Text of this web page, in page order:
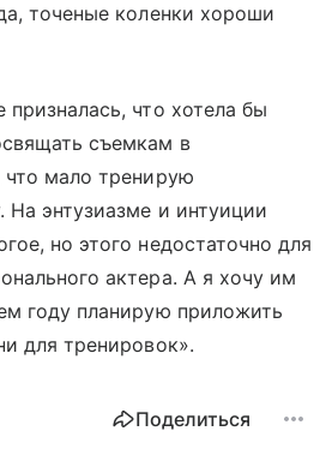
точеные коленки хороши
что хотела бы
съемкам в
мало тренирую
На энтузиазме и интуиции
но этого недостаточно для
актера. А я хочу им
году планирую приложить
для тренировок».
Поделиться